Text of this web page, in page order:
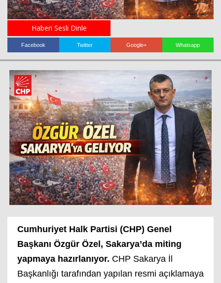
Haberi Sesli Dinle
Facebook Twitter Google+ Whatsapp
Cumhuriyet Halk Partisi (CHP) Genel
Başkanı Özgür Özel, Sakarya’da miting
yapmaya hazırlanıyor. CHP Sakarya İl
Başkanlığı tarafından yapılan resmi açıklamaya
İLETİŞİM
Haberin Doğru Adresi.